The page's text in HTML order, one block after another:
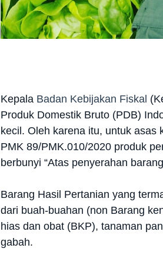
Kepala Badan Kebijakan Fiskal
Produk Domestik Bruto (PDB)
kecil. Oleh karena itu, untuk
PMK 89/PMK.010/2020 produk
berbunyi “Atas penyerahan
Barang Hasil Pertanian yang
dari buah-buahan (non Barang
hias dan obat (BKP), tanaman
gabah.